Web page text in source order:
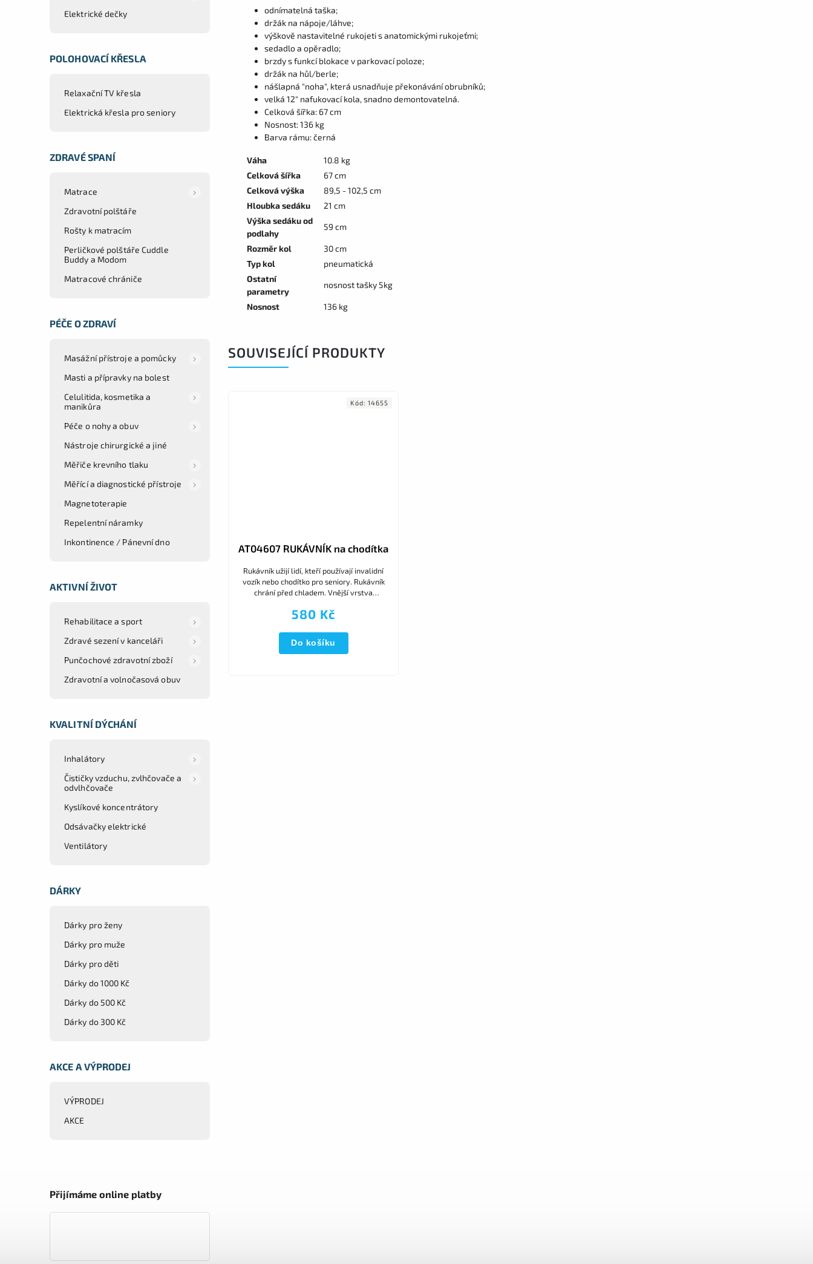
Elektrické dečky
POLOHOVACÍ KŘESLA
Relaxační TV křesla
Elektrická křesla pro seniory
ZDRAVÉ SPANÍ
Matrace
Zdravotní polštáře
Rošty k matracím
Perličkové polštáře Cuddle
Buddy a Modom
Matracové chrániče
PÉČE O ZDRAVÍ
Masážní přístroje a pomůcky
Masti a přípravky na bolest
Celulitida, kosmetika a
manikůra
Péče o nohy a obuv
Nástroje chirurgické a jiné
Měřiče krevního tlaku
Měřící a diagnostické přístroje
Magnetoterapie
Repelentní náramky
Inkontinence / Pánevní dno
AKTIVNÍ ŽIVOT
Rehabilitace a sport
Zdravé sezení v kanceláři
Punčochové zdravotní zboží
Zdravotní a volnočasová obuv
KVALITNÍ DÝCHÁNÍ
Inhalátory
Čističky vzduchu, zvlhčovače a
odvlhčovače
Kyslíkové koncentrátory
Odsávačky elektrické
Ventilátory
DÁRKY
Dárky pro ženy
Dárky pro muže
Dárky pro děti
Dárky do 1000 Kč
Dárky do 500 Kč
Dárky do 300 Kč
AKCE A VÝPRODEJ
VÝPRODEJ
AKCE
Přijímáme online platby
odnímatelná taška;
držák na nápoje/láhve;
výškově nastavitelné rukojeti s anatomickými rukojeťmi;
sedadlo a opěradlo;
brzdy s funkcí blokace v parkovací poloze;
držák na hůl/berle;
nášlapná "noha", která usnadňuje překonávání obrubníků;
velká 12" nafukovací kola, snadno demontovatelná.
Celková šířka: 67 cm​
Nosnost: 136 kg
Barva rámu: černá
Váha
10.8 kg
Celková šířka
67 cm
Celková výška
89,5 - 102,5 cm
Hloubka sedáku
21 cm
Výška sedáku od
podlahy
59 cm
Rozměr kol
30 cm
Typ kol
pneumatická
Ostatní
parametry
nosnost tašky 5kg
Nosnost 136 kg
SOUVISEJÍCÍ PRODUKTY
AT04607 RUKÁVNÍK na chodítka
580 Kč
Do košíku
Rukávník užijí lidí, kteří používají invalidní
vozík nebo chodítko pro seniory. Rukávník
chrání před chladem. Vnější vrstva
tkanina....
Kód: 14655